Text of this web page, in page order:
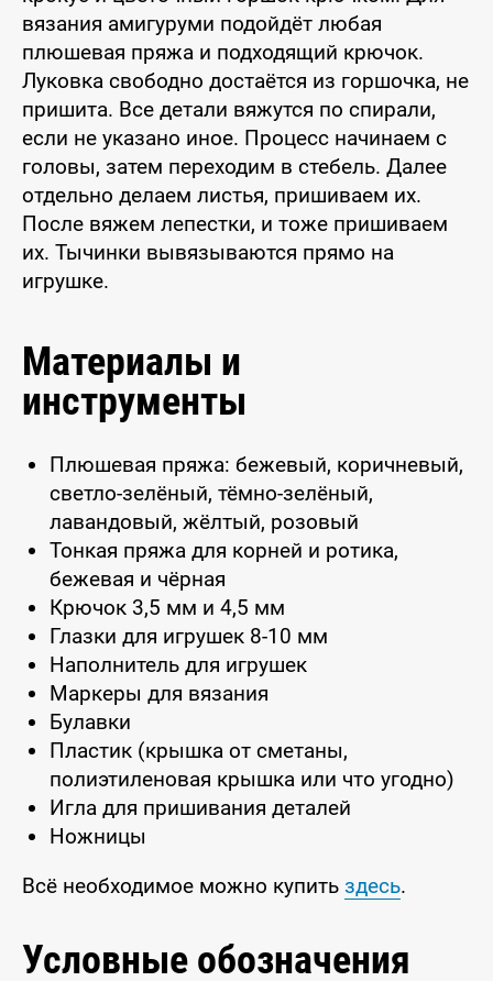
вязания амигуруми подойдёт любая
плюшевая пряжа и подходящий крючок.
Луковка свободно достаётся из горшочка, не
пришита. Все детали вяжутся по спирали,
если не указано иное. Процесс начинаем с
головы, затем переходим в стебель. Далее
отдельно делаем листья, пришиваем их.
После вяжем лепестки, и тоже пришиваем
их. Тычинки вывязываются прямо на
игрушке.
Материалы и
инструменты
Плюшевая пряжа: бежевый, коричневый,
светло-зелёный, тёмно-зелёный,
лавандовый, жёлтый, розовый
Тонкая пряжа для корней и ротика,
бежевая и чёрная
Крючок 3,5 мм и 4,5 мм
Глазки для игрушек 8-10 мм
Наполнитель для игрушек
Маркеры для вязания
Булавки
Пластик (крышка от сметаны,
полиэтиленовая крышка или что угодно)
Игла для пришивания деталей
Ножницы
Всё необходимое можно купить здесь.
Условные обозначения